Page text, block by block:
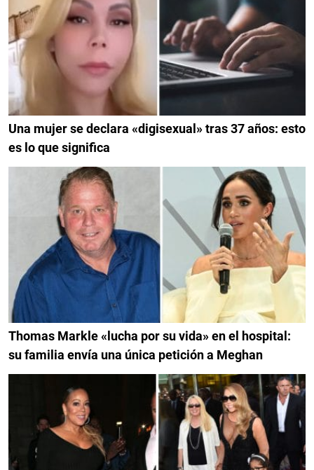
Una mujer se declara «digisexual» tras 37 años: esto
es lo que significa
Thomas Markle «lucha por su vida» en el hospital:
su familia envía una única petición a Meghan